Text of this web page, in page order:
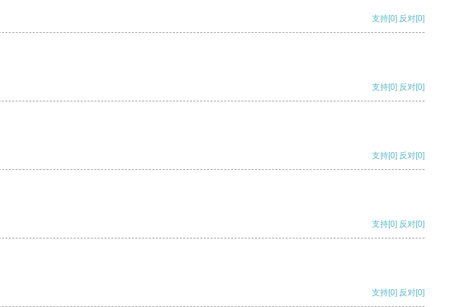
支持[0] 反对[0]
支持[0] 反对[0]
支持[0] 反对[0]
支持[0] 反对[0]
支持[0] 反对[0]